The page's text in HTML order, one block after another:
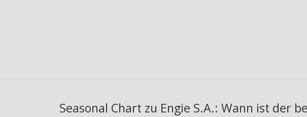
Seasonal Chart zu Engie S.A.: Wann ist der